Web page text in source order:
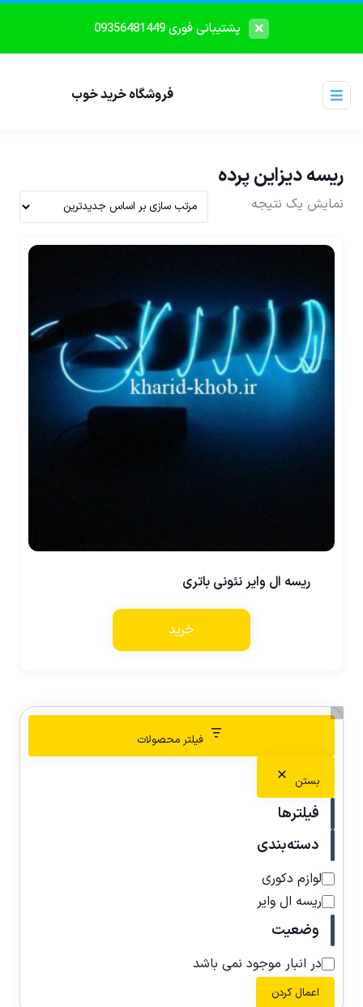
پشتیبانی فوری 09356481449
فروشگاه خرید خوب
ریسه دیزاین پرده
نمایش یک نتیجه
ریسه ال وایر نئونی باتری
خرید
فیلتر محصولات
بستن
فیلترها
دسته‌بندی
لوازم دکوری
ریسه ال وایر
وضعیت
در انبار موجود نمی باشد
اعمال کردن